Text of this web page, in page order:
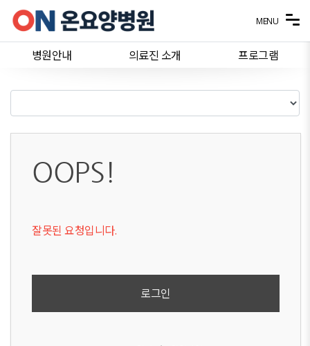
메뉴 건너뛰기
병원안내 의료진 소개 프로그램
MENU
OOPS!
잘못된 요청입니다.
로그인